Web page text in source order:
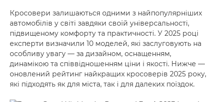
Кросовери залишаються одними з найпопулярніших
автомобілів у світі завдяки своїй універсальності,
підвищеному комфорту та практичності. У 2025 році
експерти визначили 10 моделей, які заслуговують на
особливу увагу — за дизайном, оснащенням,
динамікою та співвідношенням ціни і якості. Нижче —
оновлений рейтинг найкращих кросоверів 2025 року,
які підходять як для міста, так і для далеких поїздок.